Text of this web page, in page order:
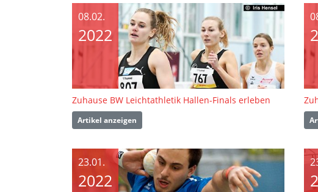
08.02.
2022
Zuhause BW Leichtathletik Hallen-Finals erleben
Artikel anzeigen
23.01.
2022